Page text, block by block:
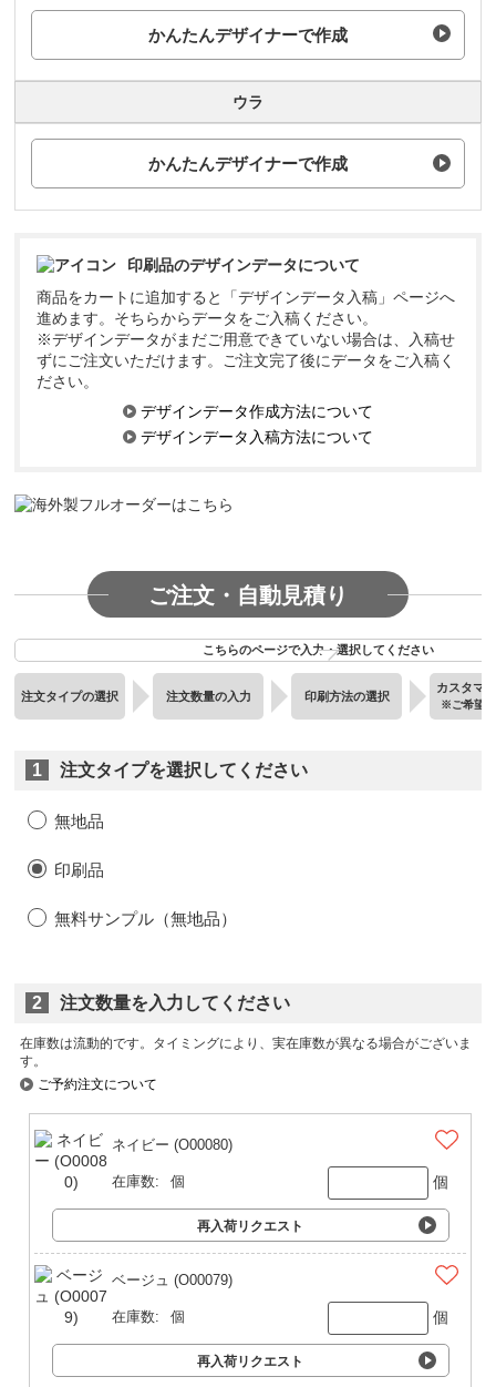
かんたんデザイナーで作成
ウラ
かんたんデザイナーで作成
印刷品のデザインデータについて
商品をカートに追加すると「デザインデータ入稿」ページへ
進めます。そちらからデータをご入稿ください。
※デザインデータがまだご用意できていない場合は、入稿せ
ずにご注文いただけます。ご注文完了後にデータをご入稿く
ださい。
デザインデータ作成方法について
デザインデータ入稿方法について
ご注文・自動見積り
こちらのページで入力・選択してください
注文タイプの選択 注文数量の入力 印刷方法の選択
カスタマ
※ご希望
1 注文タイプを選択してください
無地品
印刷品
無料サンプル（無地品）
2 注文数量を入力してください
在庫数は流動的です。タイミングにより、実在庫数が異なる場合がございま
す。
ご予約注文について
ネイビー (O00080)
在庫数: 個 個
再入荷リクエスト
ベージュ (O00079)
在庫数: 個 個
再入荷リクエスト